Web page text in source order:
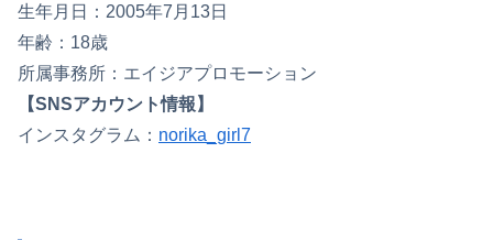
生年月日：2005年7月13日
年齢：18歳
所属事務所：エイジアプロモーション
【SNSアカウント情報】
インスタグラム： norika_girl7